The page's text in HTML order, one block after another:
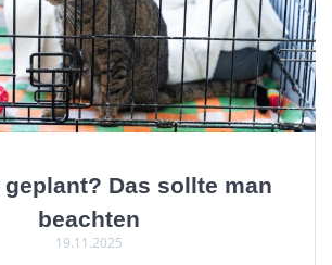
geplant? Das sollte man
beachten
19.11.2025